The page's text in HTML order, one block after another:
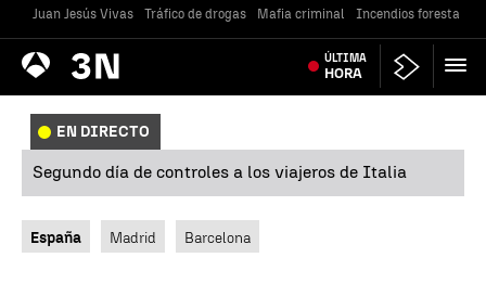
Juan Jesús Vivas Tráfico de drogas Mafia criminal Incendios forestales
Antena
3 Noticias ÚLTIMA
HORA
EN DIRECTO
Segundo día de controles a los viajeros de Italia
España Madrid Barcelona